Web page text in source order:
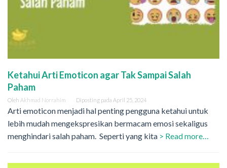
Ketahui Arti Emoticon agar Tak Sampai Salah
Paham
Oleh Akhmad Norrahim Diposting pada April 25, 2024
Arti emoticon menjadi hal penting pengguna ketahui untuk
lebih mudah mengekspresikan bermacam emosi sekaligus
menghindari salah paham. Seperti yang kita > Read more…